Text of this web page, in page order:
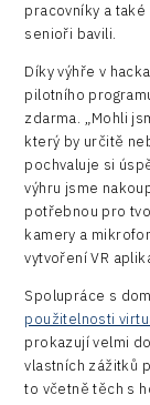
pracovníky a
senioři bavili.
Díky výhře v
pilotního
zdarma. „Mohli
který by určitě
pochvaluje si
výhru jsme
potřebnou pro
kamery a
vytvoření VR
Spolupráce s
použitelnosti
prokazují velmi
vlastních zážitků
to včetně těch s